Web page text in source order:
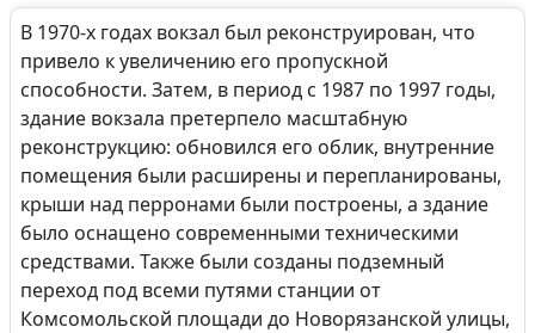
В 1970-х годах вокзал был реконструирован, что
привело к увеличению его пропускной
способности. Затем, в период с 1987 по 1997 годы,
здание вокзала претерпело масштабную
реконструкцию: обновился его облик, внутренние
помещения были расширены и перепланированы,
крыши над перронами были построены, а здание
было оснащено современными техническими
средствами. Также были созданы подземный
переход под всеми путями станции от
Комсомольской площади до Новорязанской улицы,